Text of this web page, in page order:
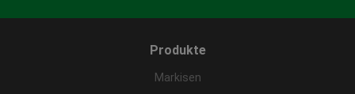
Produkte
Markisen